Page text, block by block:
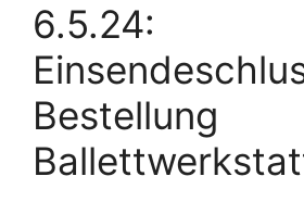
6.5.24:
Bestellung